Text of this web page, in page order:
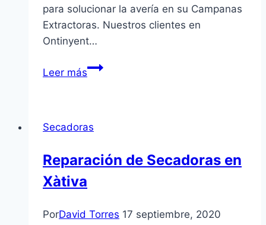
para solucionar la avería en su Campanas
Extractoras. Nuestros clientes en
Ontinyent…
Leer másReparación
en
Secadoras
Reparación de Secadoras en
Xàtiva
PorDavid Torres 17 septiembre, 2020